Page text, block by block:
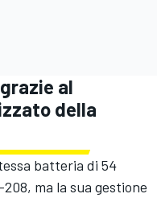
al
della
batteria di 54
ma la sua gestione